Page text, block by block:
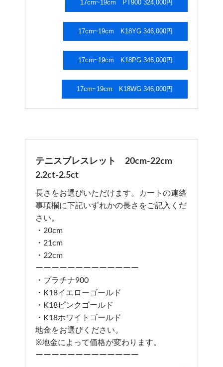
17cm~19cm PT900 324,000円
17cm~19cm K18YG 346,000円
17cm~19cm K18PG 346,000円
17cm~19cm K18WG 346,000円
テニスブレスレット 20cm-22cm
2.2ct-2.5ct
長さをお選びいただけます。カートの連絡
事項欄に下記いずれかの長さをご記入くだ
さい。
・20cm
・21cm
・22cm
ーーーーーーーーーーーーー
・プラチナ900
・K18イエローゴールド
・K18ピンクゴールド
・K18ホワイトゴールド
地金をお選びください。
※地金によって価格が変わります。
ーーーーーーーーーーーーー